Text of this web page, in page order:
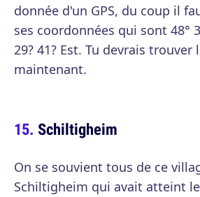
donnée d'un GPS, du coup il
ses coordonnées qui sont 48°
29? 41? Est. Tu devrais trouver
maintenant.
Schiltigheim
On se souvient tous de ce
Schiltigheim qui avait atteint